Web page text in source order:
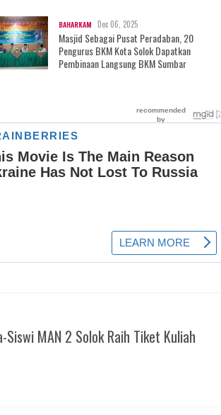
BAHARKAM Dec 06, 2025
Masjid Sebagai Pusat Peradaban, 20
Pengurus BKM Kota Solok Dapatkan
Pembinaan Langsung BKM Sumbar
MAN 2 Solok Raih Tiket Kuliah